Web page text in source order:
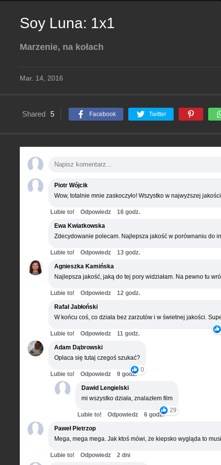
Soy Luna: 1x1
Marzenie, na kołach
Mar. 14, 2016
Shared 5 Facebook Twitter
Piotr Wójcik
Wow, totalnie mnie zaskoczyło! Wszystko w najwyższej
Lubie to! Odpowiedz
16 godz.
Ewa Kwiatkowska
Zdecydowanie polecam. Najlepsza jakość w porównaniu do
Lubie to! Odpowiedz
13 godz.
Agnieszka Kamińska
Najlepsza jakość, jaką do tej pory widziałam. Na pewno tu
Lubie to! Odpowiedz
12 godz.
Rafał Jabłoński
W końcu coś, co działa bez zarzutów i w świetnej jakości.
Lubie to! Odpowiedz
11 godz.
Adam Dąbrowski
Opłaca się tutaj czegoś szukać?
0
Lubie to! Odpowiedz
9 godz.
Dawid Lengielski
mi wszystko działa, znalazłem film
29
Lubie to! Odpowiedz
6 godz.
Paweł Pietrzop
Mega, mega mega. Jak ktoś mówi, że kiepsko wygląda to
Lubie to! Odpowiedz
2 dni